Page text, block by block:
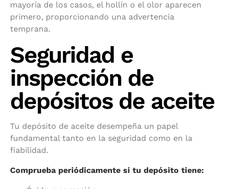
mayoría de los casos, el hollín o el olor aparecen
primero, proporcionando una advertencia
temprana.
Seguridad e
inspección de
depósitos de aceite
Tu depósito de aceite desempeña un papel
fundamental tanto en la seguridad como en la
fiabilidad.
Comprueba periódicamente si tu depósito tiene: